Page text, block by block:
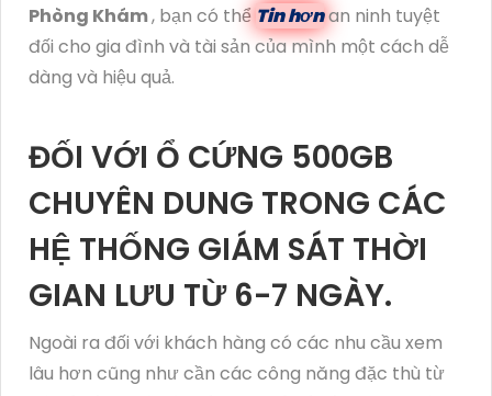
Phòng Khám, bạn có thể Tin hơnan ninh tuyệt
đối cho gia đình và tài sản của mình một cách dễ
dàng và hiệu quả.
ĐỐI VỚI Ổ CỨNG 500GB
CHUYÊN DUNG TRONG CÁC
HỆ THỐNG GIÁM SÁT THỜI
GIAN LƯU TỪ 6-7 NGÀY.
Ngoài ra đối với khách hàng có các nhu cầu xem
lâu hơn cũng như cần các công năng đặc thù từ